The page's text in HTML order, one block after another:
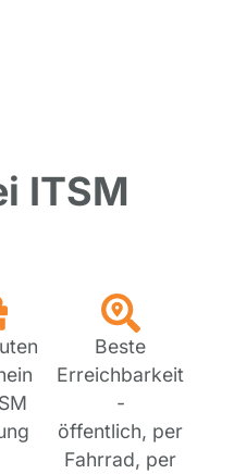
ITSM
Beste
Erreichbarkeit
-
öffentlich, per
Fahrrad, per